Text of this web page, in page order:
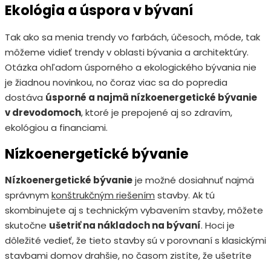
Ekológia a úspora v bývaní
Tak ako sa menia trendy vo farbách, účesoch, móde, tak
môžeme vidieť trendy v oblasti bývania a architektúry.
Otázka ohľadom úsporného a ekologického bývania nie
je žiadnou novinkou, no čoraz viac sa do popredia
dostáva úsporné a najmä nízkoenergetické bývanie
v drevodomoch, ktoré je prepojené aj so zdravím,
ekológiou a financiami.
Nízkoenergetické bývanie
Nízkoenergetické bývanieje možné dosiahnuť najmä
správnym konštrukčným riešením stavby. Ak tú
skombinujete aj s technickým vybavením stavby, môžete
skutočne ušetriť na nákladoch na bývaní. Hoci je
dôležité vedieť, že tieto stavby sú v porovnaní s klasickými
stavbami domov drahšie, no časom zistíte, že ušetríte